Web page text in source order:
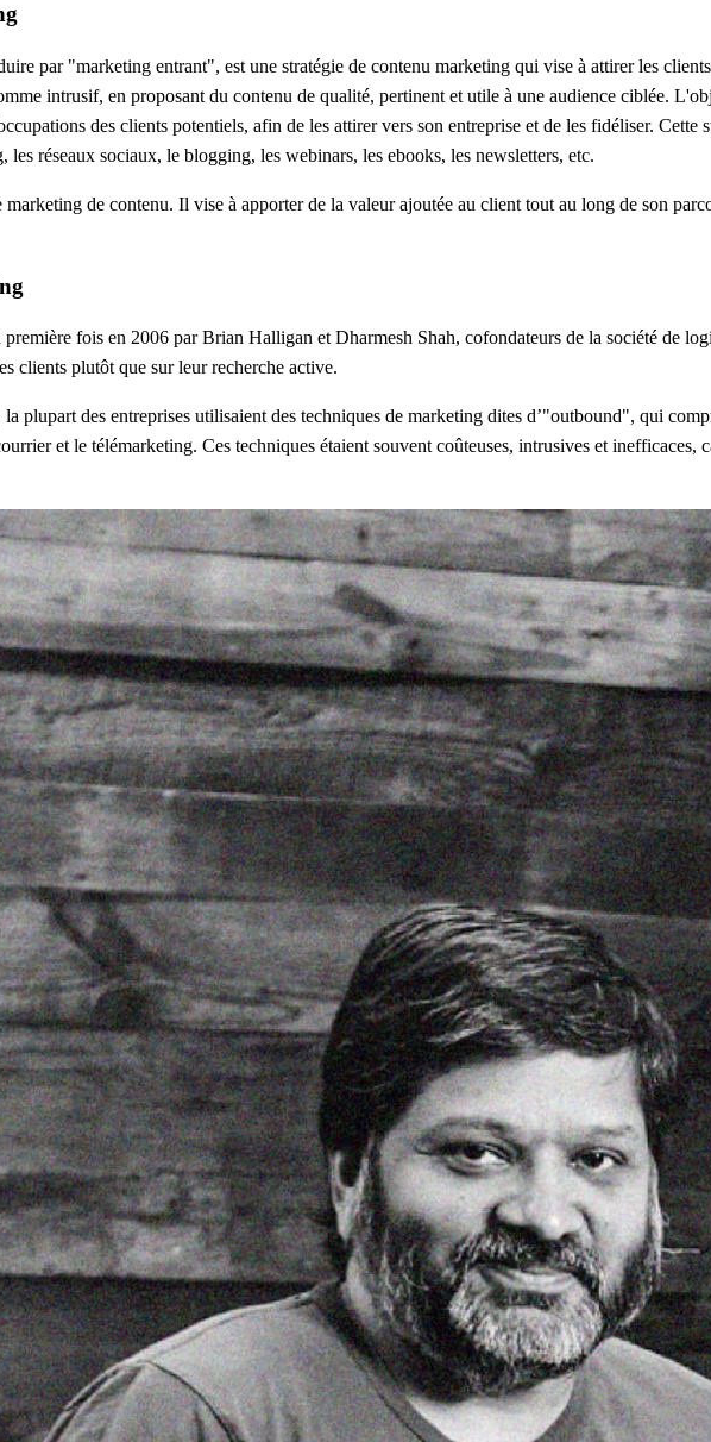
par "marketing entrant", est une stratégie de contenu marketing qui vise à attirer les
intrusif, en proposant du contenu de qualité, pertinent et utile à une audience ciblée.
des clients potentiels, afin de les attirer vers son entreprise et de les fidéliser. Cette
réseaux sociaux, le blogging, les webinars, les ebooks, les newsletters, etc.
de contenu. Il vise à apporter de la valeur ajoutée au client tout au long de son
fois en 2006 par Brian Halligan et Dharmesh Shah, cofondateurs de la société de
clients plutôt que sur leur recherche active.
plupart des entreprises utilisaient des techniques de marketing dites d’"outbound", qui
et le télémarketing. Ces techniques étaient souvent coûteuses, intrusives et inefficaces,